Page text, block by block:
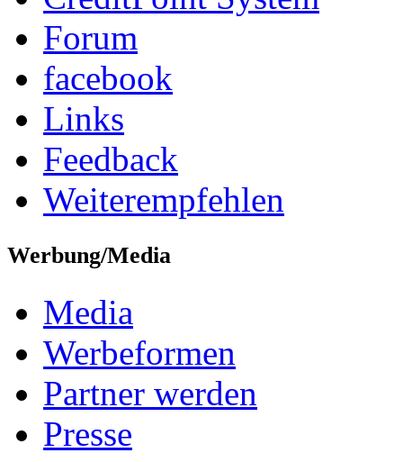
Forum
facebook
Links
Feedback
Weiterempfehlen
Werbung/Media
Media
Werbeformen
Partner werden
Presse